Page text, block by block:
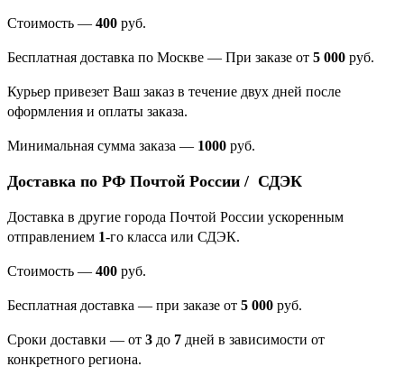
Стоимость — 400 руб.
Бесплатная доставка по Москве — При заказе от 5 000 руб.
Курьер привезет Ваш заказ в течение двух дней после
оформления и оплаты заказа.
Минимальная сумма заказа — 1000 руб.
Доставка по РФ Почтой России / СДЭК
Доставка в другие города Почтой России ускоренным
отправлением 1-го класса или СДЭК.
Стоимость — 400 руб.
Бесплатная доставка — при заказе от 5 000 руб.
Сроки доставки — от 3 до 7 дней в зависимости от
конкретного региона.